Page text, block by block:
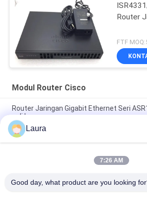
Router
FTF
Modul Router Cisco
Router Jaringan Gigabit Ethernet Seri
asli baru
C9300 - NM - 2Q = Cadangan Modul
40GE
ISR 4221 Modul Router Cisco 2GE 4G
Laura
7:26 AM
Good day, what product are you looking